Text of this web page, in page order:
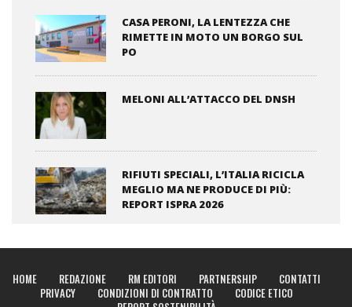
CASA PERONI, LA LENTEZZA CHE
RIMETTE IN MOTO UN BORGO SUL
PO
MELONI ALL’ATTACCO DEL DNSH
RIFIUTI SPECIALI, L’ITALIA RICICLA
MEGLIO MA NE PRODUCE DI PIÙ:
REPORT ISPRA 2026
HOME REDAZIONE RM EDITORI PARTNERSHIP
CONTATTI
PRIVACY
CONDIZIONI DI CONTRATTO
CODICE ETICO